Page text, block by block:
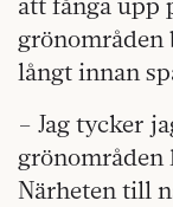
grönområden
långt innan
– Jag tycker
Närheten till